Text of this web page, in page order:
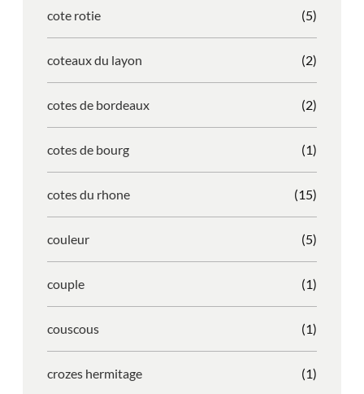
cote rotie (5)
coteaux du layon (2)
cotes de bordeaux (2)
cotes de bourg (1)
cotes du rhone (15)
couleur (5)
couple (1)
couscous (1)
crozes hermitage (1)